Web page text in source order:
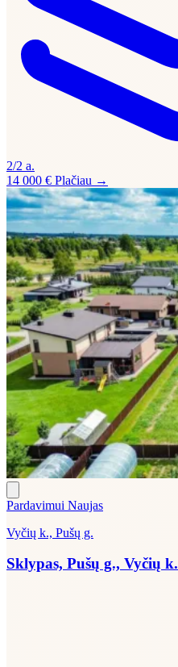
2/2 a.
14 000 € Plačiau →
Pardavimui Naujas
Vyčių k., Pušų g.
Sklypas, Pušų g., Vyčių k.